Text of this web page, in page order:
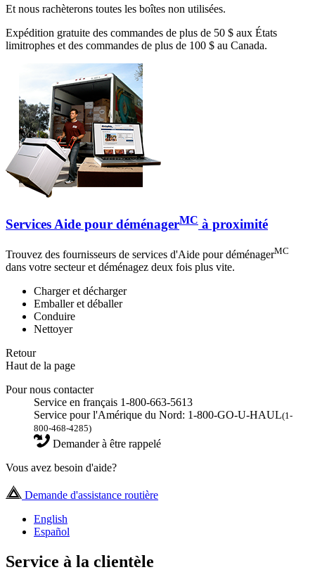
Et nous rachèterons toutes les boîtes non utilisées.
Expédition gratuite des commandes de plus de 50 $ aux États
limitrophes et des commandes de plus de 100 $ au Canada.
Services Aide pour déménagerMC à proximité
Trouvez des fournisseurs de services d'Aide pour déménagerMC
dans votre secteur et déménagez deux fois plus vite.
Charger et décharger
Emballer et déballer
Conduire
Nettoyer
Retour
Haut de la page
Pour nous contacter
Service en français 1-800-663-5613
Service pour l'Amérique du Nord: 1-800-GO-U-HAUL(1-
800-468-4285)
Demander à être rappelé
Vous avez besoin d'aide?
Demande d'assistance routière
English
Español
Service à la clientèle